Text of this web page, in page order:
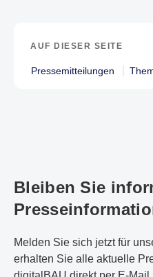
AUF DIESER SEITE
Pressemitteilungen
Bleiben Sie
Melden Sie sich jetzt für
erhalten Sie alle aktuelle